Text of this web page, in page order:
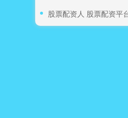
股票配资人 股票配资平